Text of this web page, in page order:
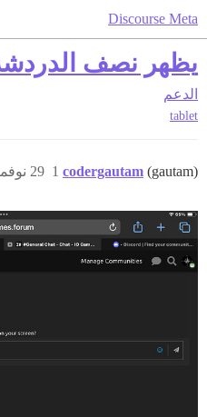
Discourse Meta
يظهر نصف
الدعم
tablet
codergautam (gautam) 29 نوفمبر 2023، 4:04م 1